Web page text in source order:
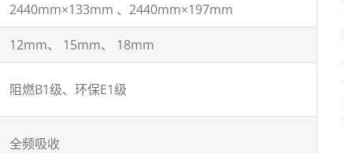
2440mm×133mm 、2440mm×197mm
12mm、 15mm、 18mm
阻燃B1级、环保E1级
全频吸收